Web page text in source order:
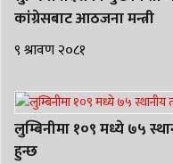
कांग्रेसबाट आठजना मन्त्री
९ श्रावण २०८१
लुम्बिनीमा १०९ मध्ये ७५
हुन्छ